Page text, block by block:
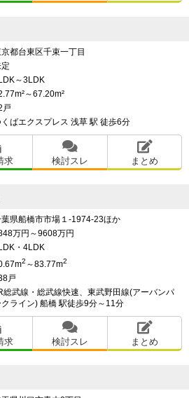
都台東区千束一丁目
～3LDK
～67.20m²
戸
ばエクスプレス 浅草 駅 徒歩6分
求 検討スレ まとめ
葉県船橋市市場１-1974-23ほか
万円～9608万円
・4LDK
2 ～83.77m2
戸
総武線・総武線快速、東武野田線(アーバンパ
クライン) 船橋 駅徒歩9分～11分
求 検討スレ まとめ